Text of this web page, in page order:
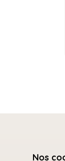
Nos